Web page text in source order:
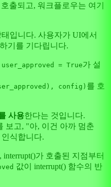
출되고, 워크플로우는 여기
입니다. 사용자가 UI에서
기를 기다립니다.
user_approved = True가 설
config) 를 호
사용한다는 것입니다.
보고, "아, 이건 아까 멈춘
식합니다.
가 호출된 지점부터
값이 interrupt() 함수의 반